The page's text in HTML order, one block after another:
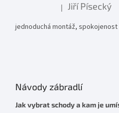
Hodnocení
| Jiří Písecký
jednoduchá montáž, spokojenost
Návody zábradlí
Jak vybrat schody a kam je